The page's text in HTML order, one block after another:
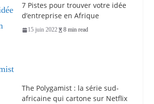
7 Pistes pour trouver votre idée
d’entreprise en Afrique
15 juin 2022 8 min read
The Polygamist : la série sud-
africaine qui cartone sur Netflix